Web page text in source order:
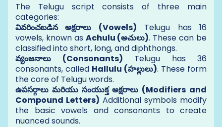
The Telugu script consists of three main
categories:
వివరించబడిన అక్షరాలు (Vowels) Telugu has 16
vowels, known as Achulu (అచులు). These can be
classified into short, long, and diphthongs.
వ్యంజనాలు (Consonants) Telugu has 36
consonants, called Hallulu (హల్లులు). These form
the core of Telugu words.
ఉపసర్గాలు మరియు సంయుక్త అక్షరాలు (Modifiers and
Compound Letters) Additional symbols modify
the basic vowels and consonants to create
nuanced sounds.